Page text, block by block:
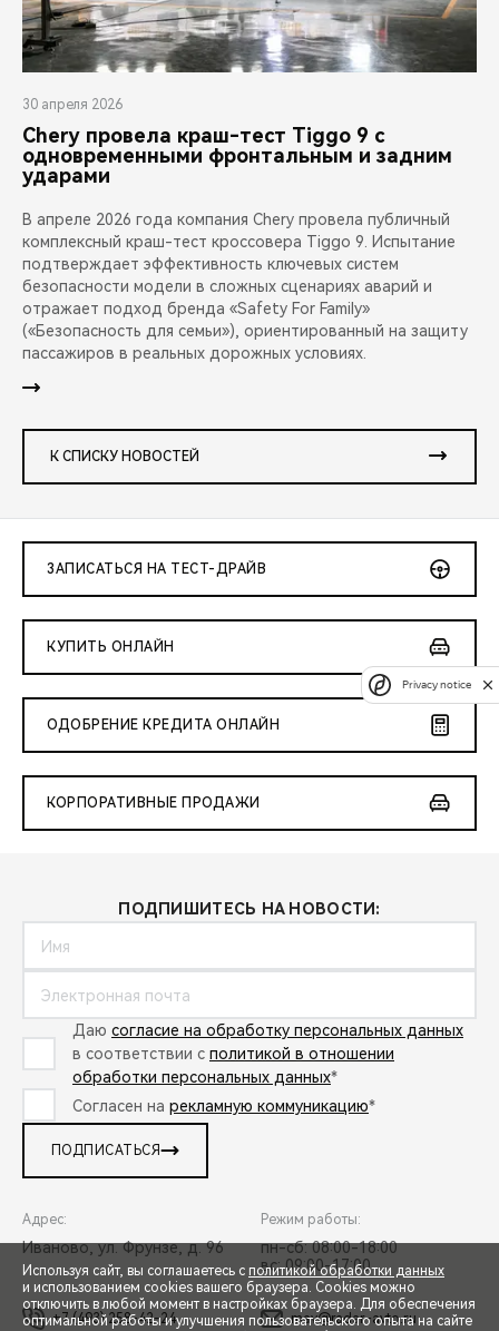
30 апреля 2026
Chery провела краш-тест Tiggo 9 с
одновременными фронтальным и задним
ударами
В апреле 2026 года компания Chery провела публичный
комплексный краш-тест кроссовера Tiggo 9. Испытание
подтверждает эффективность ключевых систем
безопасности модели в сложных сценариях аварий и
отражает подход бренда «Safety For Family»
(«Безопасность для семьи»), ориентированный на защиту
пассажиров в реальных дорожных условиях.
К СПИСКУ НОВОСТЕЙ
ЗАПИСАТЬСЯ НА ТЕСТ-ДРАЙВ
КУПИТЬ ОНЛАЙН
ОДОБРЕНИЕ КРЕДИТА ОНЛАЙН
КОРПОРАТИВНЫЕ ПРОДАЖИ
ПОДПИШИТЕСЬ НА НОВОСТИ:
Даю согласие на обработку персональных данных
в соответствии с политикой в отношении
обработки персональных данных*
Согласен на рекламную коммуникацию*
ПОДПИСАТЬСЯ
Адрес:
Иваново, ул. Фрунзе, д. 96
Режим работы:
пн-сб: 08:00-18:00
вс: 09:00-17:00
+7 (493) 258-42-24 mav@radar-avto.ru
Используя сайт, вы соглашаетесь с политикой обработки данных
и использованием cookies вашего браузера. Cookies можно
отключить в любой момент в настройках браузера. Для обеспечения
оптимальной работы и улучшения пользовательского опыта на сайте
Privacy notice